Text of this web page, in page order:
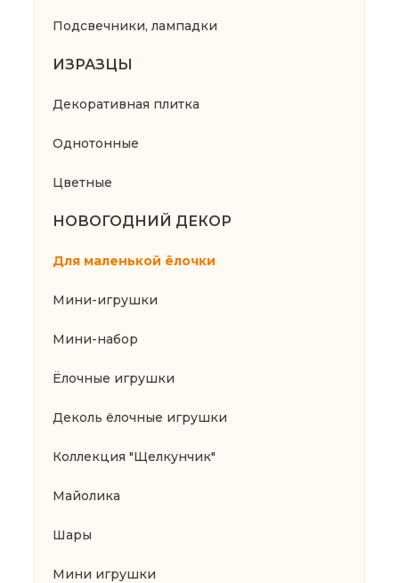
Подсвечники, лампадки
ИЗРАЗЦЫ
Декоративная плитка
Однотонные
Цветные
НОВОГОДНИЙ ДЕКОР
Для маленькой ёлочки
Мини-игрушки
Мини-набор
Ёлочные игрушки
Деколь ёлочные игрушки
Коллекция "Щелкунчик"
Майолика
Шары
Мини игрушки